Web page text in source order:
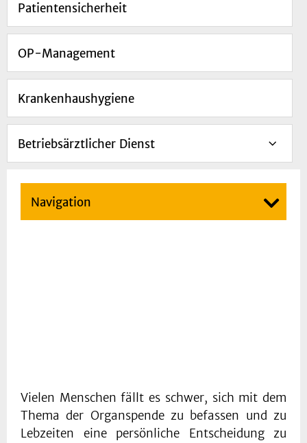
Patientensicherheit
OP-Management
Krankenhaushygiene
Betriebsärztlicher Dienst
Navigation
Vielen Menschen fällt es schwer, sich mit dem
Thema der Organspende zu befassen und zu
Lebzeiten eine persönliche Entscheidung zu